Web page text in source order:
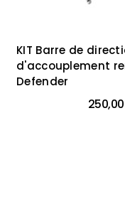
KIT Barre de
d'accouplement
Defender